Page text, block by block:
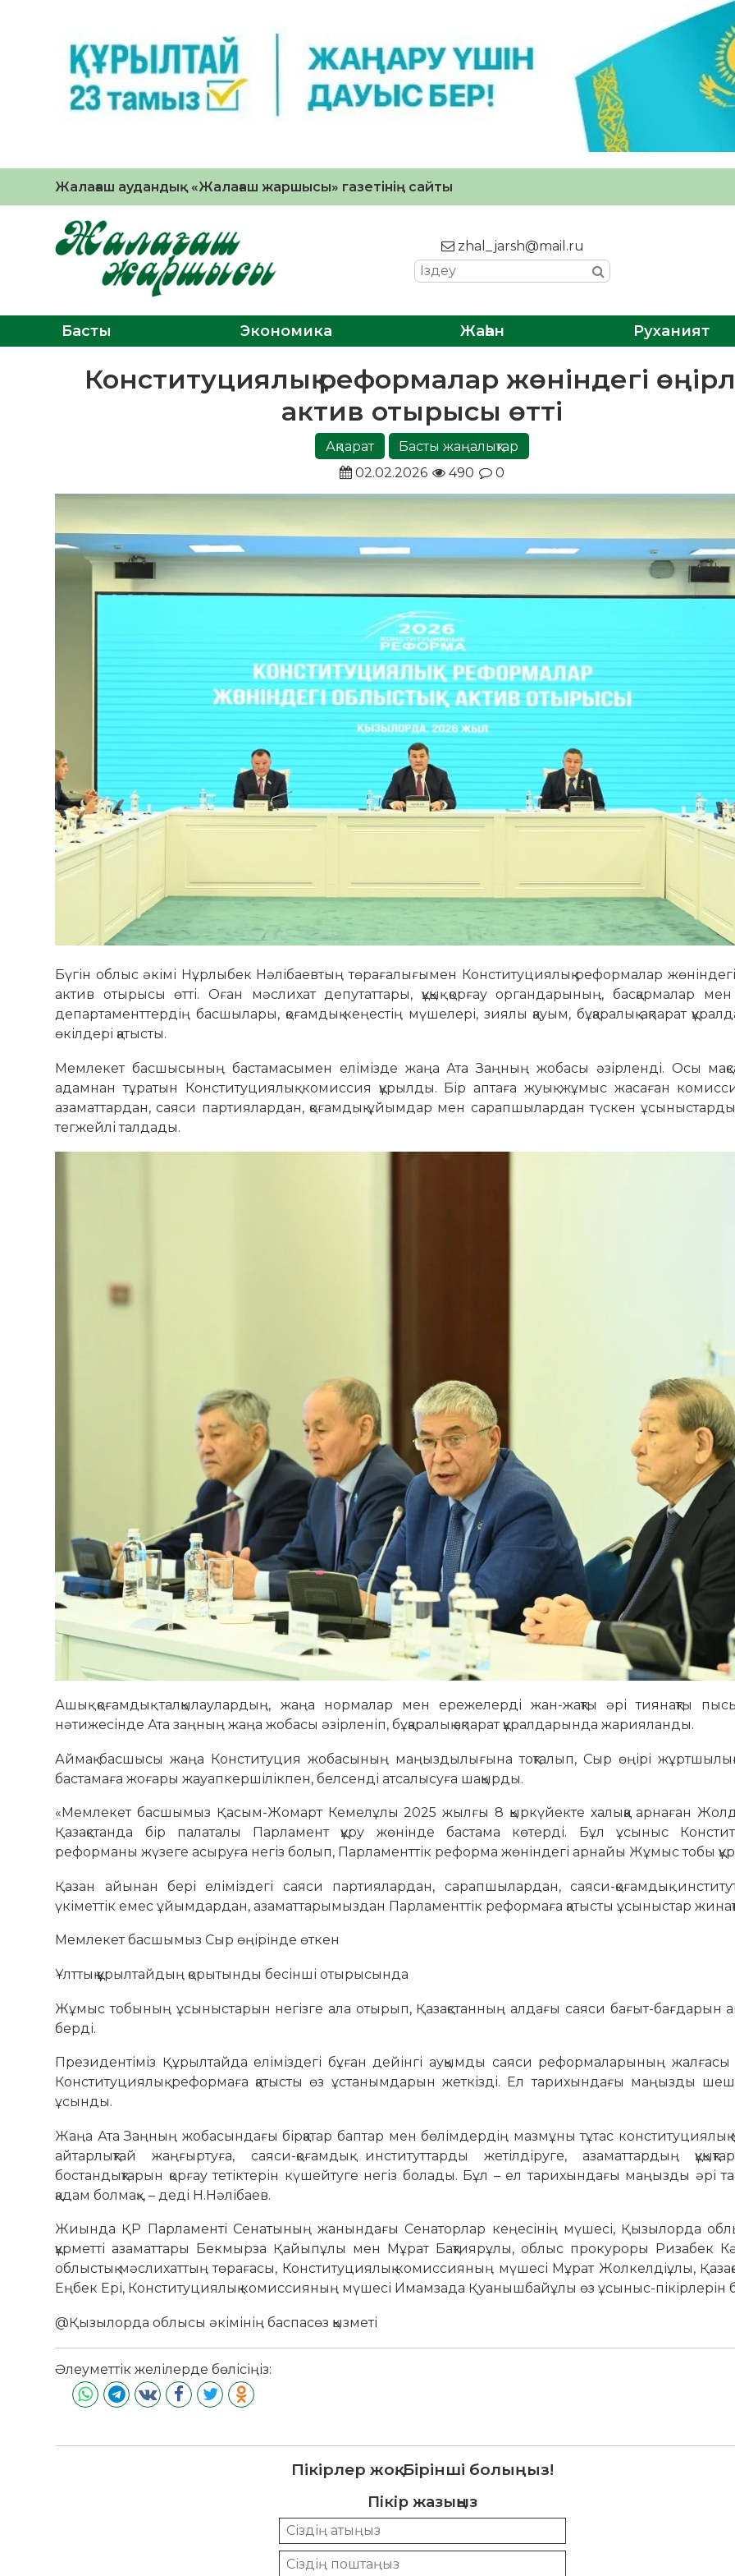
Жалағаш аудандық «Жалағаш жаршысы» газетінің сайты
zhal_jarsh@mail.ru
Басты Экономика Жаһан Руханият
Конституциялық реформалар жөніндегі
актив отырысы өтті
Ақпарат
Басты жаңалықтар
02.02.2026
490 0
Бүгін облыс әкімі Нұрлыбек Нәлібаевтың төрағалығымен Конституциялық реформалар жөніндегі
актив отырысы өтті. Оған мәслихат депутаттары, құқық қорғау органдарының, басқармалар мен
департаменттердің басшылары, қоғамдық кеңестің мүшелері, зиялы қауым, бұқаралық ақпарат
өкілдері қатысты.
Мемлекет басшысының бастамасымен елімізде жаңа Ата Заңның жобасы әзірленді. Осы
адамнан тұратын Конституциялық комиссия құрылды. Бір аптаға жуық жұмыс жасаған
азаматтардан, саяси партиялардан, қоғамдық ұйымдар мен сарапшылардан түскен
тегжейлі талдады.
Ашық қоғамдық талқылаулардың, жаңа нормалар мен ережелерді жан-жақты әрі тиянақты
нәтижесінде Ата заңның жаңа жобасы әзірленіп, бұқаралық ақпарат құралдарында жарияланды.
Аймақ басшысы жаңа Конституция жобасының маңыздылығына тоқталып, Сыр өңірі
бастамаға жоғары жауапкершілікпен, белсенді атсалысуға шақырды.
«Мемлекет басшымыз Қасым-Жомарт Кемелұлы 2025 жылғы 8 қыркүйекте халыққа арнаған
Қазақстанда бір палаталы Парламент құру жөнінде бастама көтерді. Бұл ұсыныс
реформаны жүзеге асыруға негіз болып, Парламенттік реформа жөніндегі арнайы Жұмыс тобы
Қазан айынан бері еліміздегі саяси партиялардан, сарапшылардан, саяси-қоғамдық
үкіметтік емес ұйымдардан, азаматтарымыздан Парламенттік реформаға қатысты ұсыныстар
Мемлекет басшымыз Сыр өңірінде өткен
Ұлттық құрылтайдың қорытынды бесінші отырысында
Жұмыс тобының ұсыныстарын негізге ала отырып, Қазақстанның алдағы саяси бағыт-бағдарын
берді.
Президентіміз Құрылтайда еліміздегі бұған дейінгі ауқымды саяси реформаларының жалғасы
Конституциялық реформаға қатысты өз ұстанымдарын жеткізді. Ел тарихындағы маңызды
ұсынды.
Жаңа Ата Заңның жобасындағы бірқатар баптар мен бөлімдердің мазмұны тұтас конституциялық
айтарлықтай жаңғыртуға, саяси-қоғамдық институттарды жетілдіруге, азаматтардың
бостандықтарын қорғау тетіктерін күшейтуге негіз болады. Бұл – ел тарихындағы маңызды әрі
қадам болмақ», – деді Н.Нәлібаев.
Жиында ҚР Парламенті Сенатының жанындағы Сенаторлар кеңесінің мүшесі, Қызылорда
құрметті азаматтары Бекмырза Қайыпұлы мен Мұрат Бақтиярұлы, облыс прокуроры Ризабек
облыстық мәслихаттың төрағасы, Конституциялық комиссияның мүшесі Мұрат Жолкелдіұлы,
Еңбек Ері, Конституциялық комиссияның мүшесі Имамзада Қуанышбайұлы өз ұсыныс-пікірлерін
@Қызылорда облысы әкімінің баспасөз қызметі
Әлеуметтік желілерде бөлісіңіз:
Пікірлер жоқ. Бірінші болыңыз!
Пікір жазыңыз